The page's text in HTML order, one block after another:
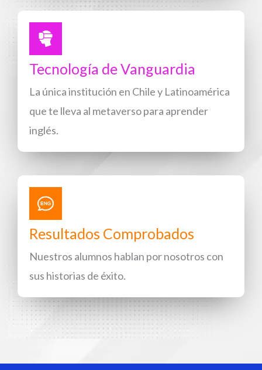
Tecnología de Vanguardia
La única institución en Chile y Latinoamérica
que te lleva al metaverso para aprender
inglés.
Resultados Comprobados
Nuestros alumnos hablan por nosotros con
sus historias de éxito.